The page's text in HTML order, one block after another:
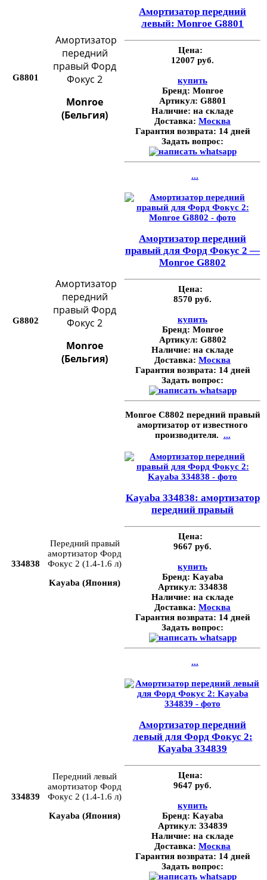
G8801
Амортизатор
передний
правый Форд
Фокус 2
Monroe
(Бельгия)
Амортизатор передний
левый: Monroe G8801
Цена:
12007 руб.
купить
Бренд: Monroe
Артикул: G8801
Наличие: на складе
Доставка: Москва
Гарантия возврата: 14 дней
Задать вопрос:
...
G8802
Амортизатор
передний
правый Форд
Фокус 2
Monroe
(Бельгия)
Амортизатор передний
правый для Форд Фокус 2 —
Monroe G8802
Цена:
8570 руб.
купить
Бренд: Monroe
Артикул: G8802
Наличие: на складе
Доставка: Москва
Гарантия возврата: 14 дней
Задать вопрос:
Monroe C8802 передний правый
амортизатор от известного
производителя. ...
334838
Передний правый
амортизатор Форд
Фокус 2 (1.4-1.6 л)
Kayaba (Япония)
Kayaba 334838: амортизатор
передний правый
Цена:
9667 руб.
купить
Бренд: Kayaba
Артикул: 334838
Наличие: на складе
Доставка: Москва
Гарантия возврата: 14 дней
Задать вопрос:
...
334839
Передний левый
амортизатор Форд
Фокус 2 (1.4-1.6 л)
Kayaba (Япония)
Амортизатор передний
левый для Форд Фокус 2:
Kayaba 334839
Цена:
9647 руб.
купить
Бренд: Kayaba
Артикул: 334839
Наличие: на складе
Доставка: Москва
Гарантия возврата: 14 дней
Задать вопрос: